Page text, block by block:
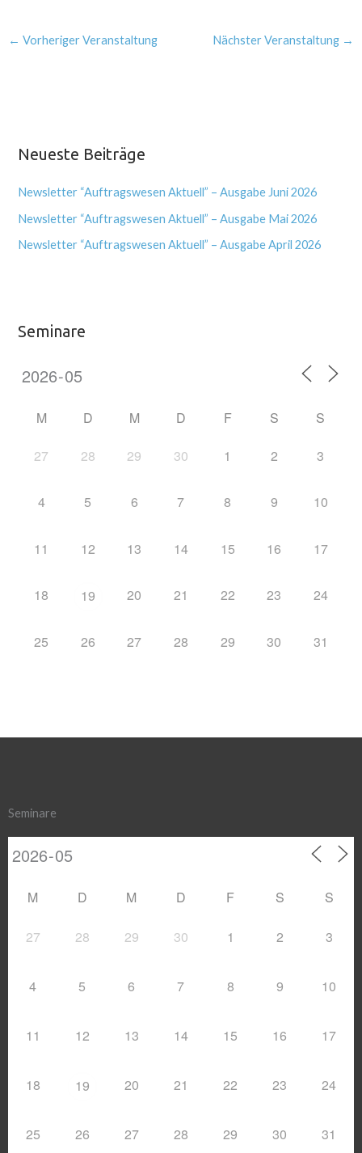
← Vorheriger Veranstaltung Nächster Veranstaltung →
Neueste Beiträge
Newsletter “Auftragswesen Aktuell” – Ausgabe Juni 2026
Newsletter “Auftragswesen Aktuell” – Ausgabe Mai 2026
Newsletter “Auftragswesen Aktuell” – Ausgabe April 2026
Seminare
M D M D F S S
27 28 29 30 1 2 3
4 5 6 7 8 9 10
11 12 13 14 15 16 17
18 19 20 21 22 23 24
25 26 27 28 29 30 31
Seminare
M D M D F S S
27 28 29 30 1 2 3
4 5 6 7 8 9 10
11 12 13 14 15 16 17
18 19 20 21 22 23 24
25 26 27 28 29 30 31